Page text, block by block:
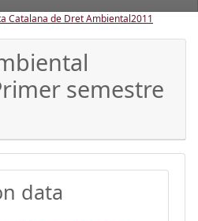
Catalana de Dret Ambiental2011
semestre
data